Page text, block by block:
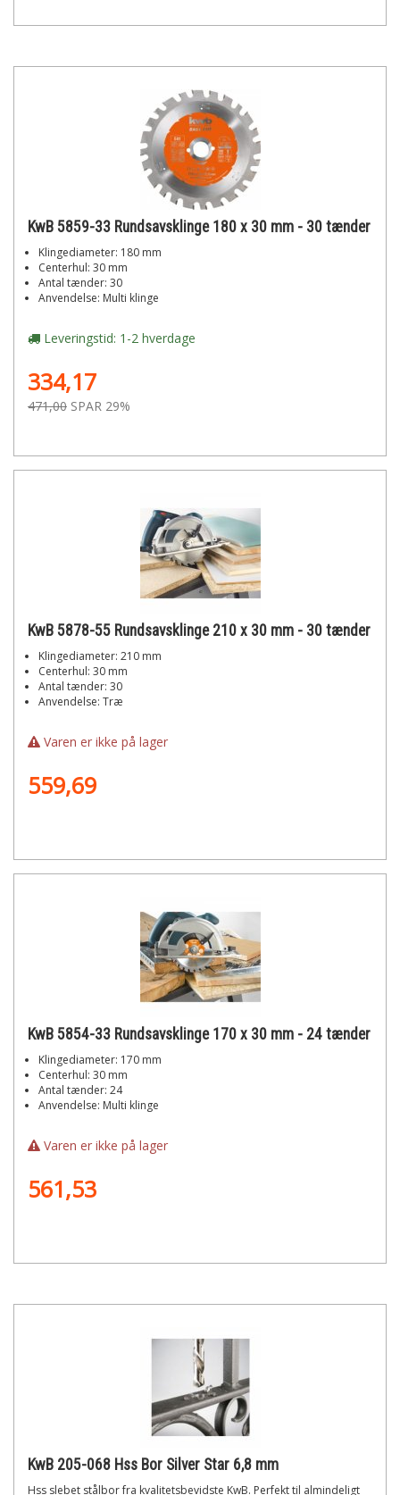
KwB 5859-33 Rundsavsklinge 180 x 30 mm - 30 tænder
Klingediameter: 180 mm
Centerhul: 30 mm
Antal tænder: 30
Anvendelse: Multi klinge
Leveringstid: 1-2 hverdage
334,17
471,00 SPAR 29%
KwB 5878-55 Rundsavsklinge 210 x 30 mm - 30 tænder
Klingediameter: 210 mm
Centerhul: 30 mm
Antal tænder: 30
Anvendelse: Træ
Varen er ikke på lager
559,69
KwB 5854-33 Rundsavsklinge 170 x 30 mm - 24 tænder
Klingediameter: 170 mm
Centerhul: 30 mm
Antal tænder: 24
Anvendelse: Multi klinge
Varen er ikke på lager
561,53
KwB 205-068 Hss Bor Silver Star 6,8 mm
Hss slebet stålbor fra kvalitetsbevidste KwB. Perfekt til almindeligt